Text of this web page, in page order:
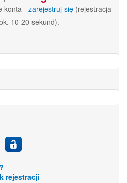
konta - zarejestruj się(rejestracja
10-20 sekund).
rejestracji